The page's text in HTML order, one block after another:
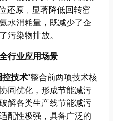
还原，显著降低回转窑
水消耗量，既减少了企
污染物排放。
行业应用场景
控技术”整合前两项技术核
同优化，形成节能减污
解各类生产线节能减污
配性极强，具备广泛的